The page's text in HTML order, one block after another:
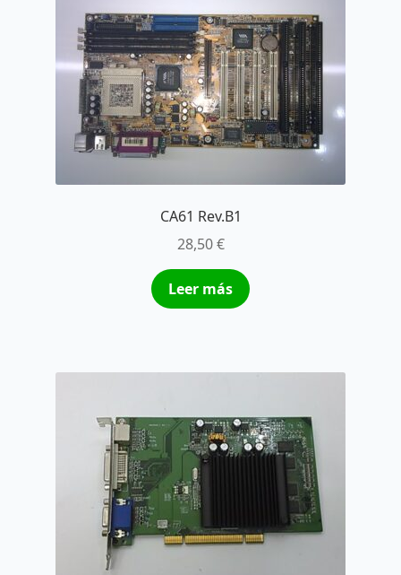
CA61 Rev.B1
28,50€
Leer más